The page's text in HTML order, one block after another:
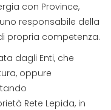
con Province,
responsabile della
propria competenza.
dagli Enti, che
oppure
Rete Lepida, in